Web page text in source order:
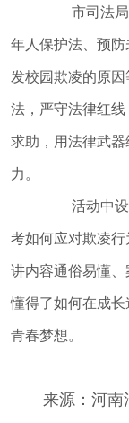
市司法局
年人保护法、预防
发校园欺凌的原
法，严守法律红
求助，用法律武
力。
活动中设
考如何应对欺凌
讲内容通俗易懂
懂得了如何在成
青春梦想。
来源：河南